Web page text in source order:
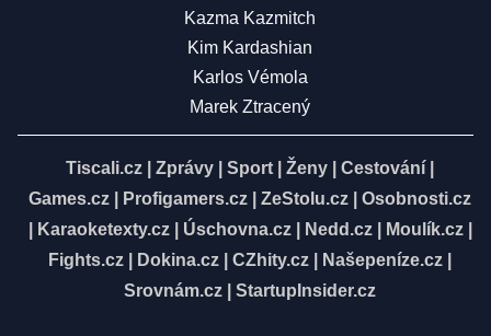
Kazma Kazmitch
Kim Kardashian
Karlos Vémola
Marek Ztracený
Tiscali.cz Zprávy Sport Ženy Cestování
Games.cz
Profigamers.cz ZeStolu.cz
Osobnosti.cz
Karaoketexty.cz| Úschovna.cz| Nedd.cz| Moulík.cz|
Fights.cz
Dokina.cz CZhity.cz Našepeníze.cz
Srovnám.cz
StartupInsider.cz